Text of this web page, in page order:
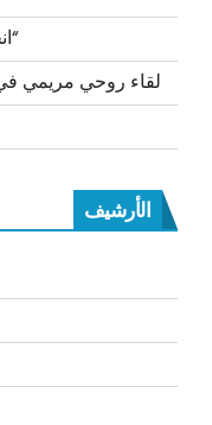
لقاء روحي مريمي في
الأرشيف